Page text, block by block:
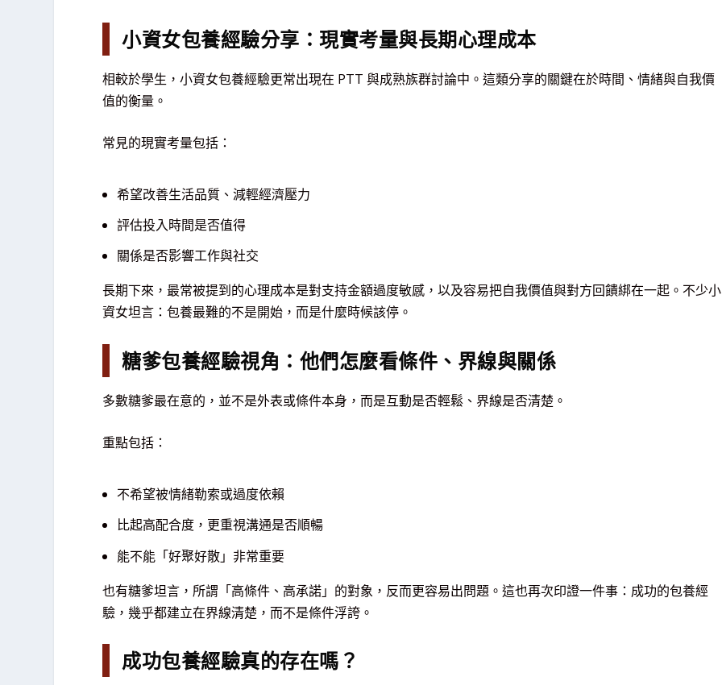
小資女包養經驗分享：現實考量與長期心理成本
相較於學生，小資女包養經驗更常出現在 PTT 與成熟族群討論中。這類分享的關鍵在於時間、情緒與自我價
值的衡量。
常見的現實考量包括：
希望改善生活品質、減輕經濟壓力
評估投入時間是否值得
關係是否影響工作與社交
長期下來，最常被提到的心理成本是對支持金額過度敏感，以及容易把自我價值與對方回饋綁在一起。不少小
資女坦言：包養最難的不是開始，而是什麼時候該停。
糖爹包養經驗視角：他們怎麼看條件、界線與關係
多數糖爹最在意的，並不是外表或條件本身，而是互動是否輕鬆、界線是否清楚。
重點包括：
不希望被情緒勒索或過度依賴
比起高配合度，更重視溝通是否順暢
能不能「好聚好散」非常重要
也有糖爹坦言，所謂「高條件、高承諾」的對象，反而更容易出問題。這也再次印證一件事：成功的包養經
驗，幾乎都建立在界線清楚，而不是條件浮誇。
成功包養經驗真的存在嗎？